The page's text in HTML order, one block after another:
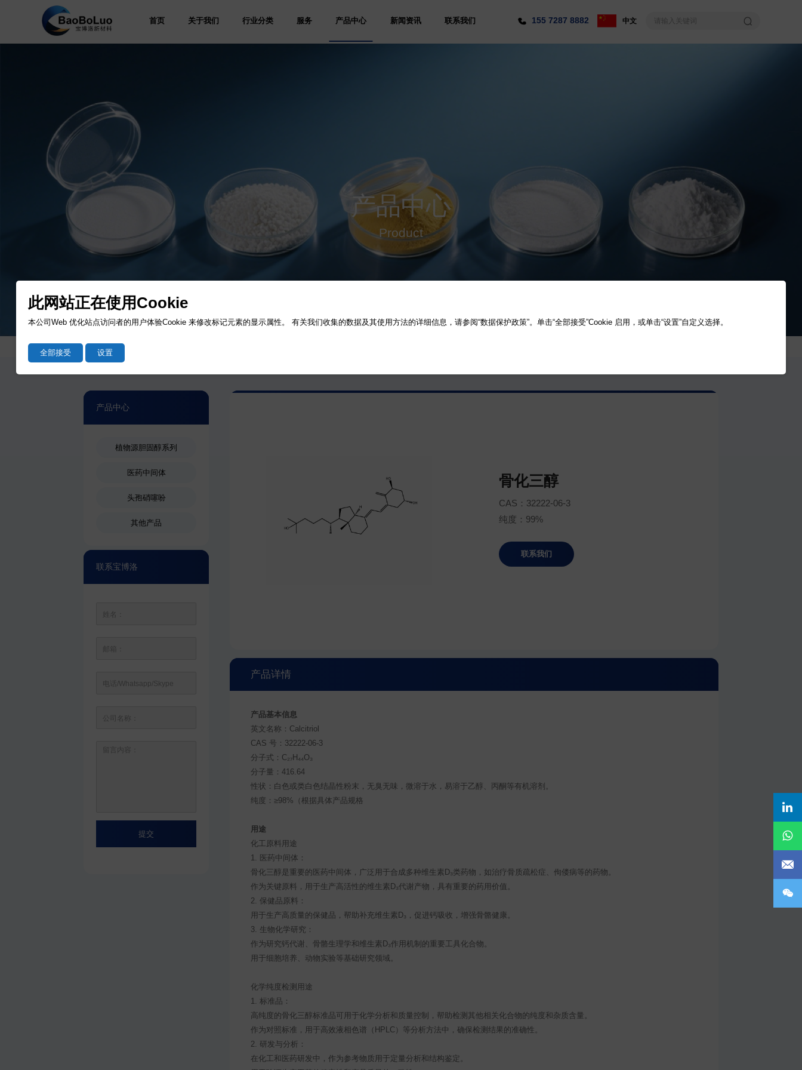
首页 关于我们 行业分类 服务 产品中心 新闻资讯 联系我们 155 7287 8882 中文
产品中心
Product
产品中心
植物源胆固醇系列
医药中间体
头孢硝噻吩
其他产品
联系宝博洛
提交
骨化三醇
CAS：32222-06-3
纯度：99%
联系我们
产品详情
产品基本信息
英文名称：Calcitriol
CAS 号：32222-06-3
分子式：C₂₇H₄₄O₃
分子量：416.64
性状：白色或类白色结晶性粉末，无臭无味，微溶于水，易溶于乙醇、丙酮等有机溶剂。
纯度：≥98%（根据具体产品规格
用途
化工原料用途
1. 医药中间体：
骨化三醇是重要的医药中间体，广泛用于合成多种维生素D₃类药物，如治疗骨质疏松症、佝偻病等的药物。
作为关键原料，用于生产高活性的维生素D₃代谢产物，具有重要的药用价值。
2. 保健品原料：
用于生产高质量的保健品，帮助补充维生素D₃，促进钙吸收，增强骨骼健康。
3. 生物化学研究：
作为研究钙代谢、骨骼生理学和维生素D₃作用机制的重要工具化合物。
用于细胞培养、动物实验等基础研究领域。
化学纯度检测用途
1. 标准品：
高纯度的骨化三醇标准品可用于化学分析和质量控制，帮助检测其他相关化合物的纯度和杂质含量。
作为对照标准，用于高效液相色谱（HPLC）等分析方法中，确保检测结果的准确性。
2. 研发与分析：
在化工和医药研发中，作为参考物质用于定量分析和结构鉴定。
此网站正在使用Cookie
本公司Web 优化站点访问者的用户体验Cookie 来修改标记元素的显示属性。 有关我们收集的数据及其使用方法的详细信息，请参阅“数据保护政策”。单击“全部接受”Cookie 启用，或单击“设置”自定义选择。
全部接受 设置